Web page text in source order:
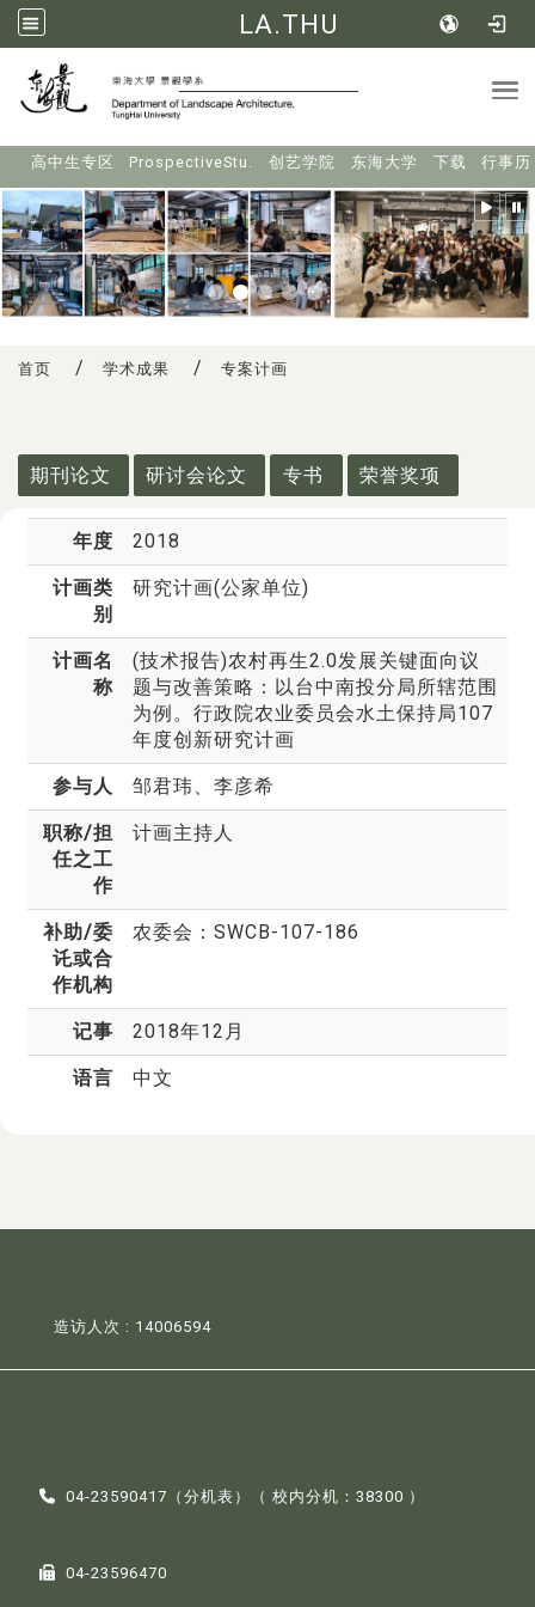
LA.THU
高中生专区 ProspectiveStu. 创艺学院 东海大学 下载 行事历
首页 学术成果 专案计画
期刊论文
研讨会论文 专书 荣誉奖项
年度 2018
计画类
别
研究计画(公家单位)
计画名
称
(技术报告)农村再生2.0发展关键面向议
题与改善策略：以台中南投分局所辖范围
为例。行政院农业委员会水土保持局107
年度创新研究计画
参与人 邹君玮、李彦希
职称/担
任之工
作
计画主持人
补助/委
讬或合
作机构
农委会：SWCB-107-186
记事 2018年12月
语言 中文
造访人次 : 14006594
04-23590417（分机表 ）（ 校内分机：38300 ）
04-23596470